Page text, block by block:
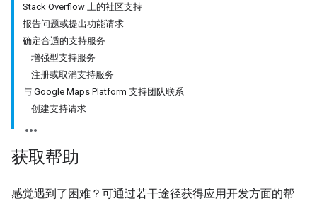
Stack Overflow 上的社区支持
报告问题或提出功能请求
确定合适的支持服务
增强型支持服务
注册或取消支持服务
与 Google Maps Platform 支持团队联系
创建支持请求
获取帮助
感觉遇到了困难？可通过若干途径获得应用开发方面的帮